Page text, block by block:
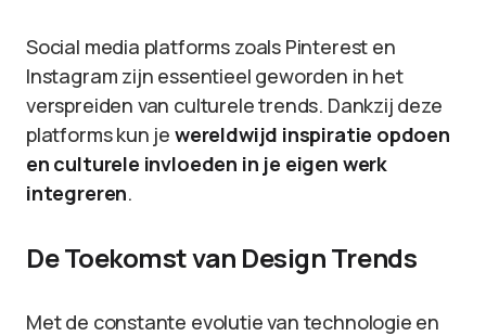
Social media platforms zoals Pinterest en
Instagram zijn essentieel geworden in het
verspreiden van culturele trends. Dankzij deze
platforms kun je wereldwijd inspiratie opdoen
en culturele invloeden in je eigen werk
integreren.
De Toekomst van Design Trends
Met de constante evolutie van technologie en